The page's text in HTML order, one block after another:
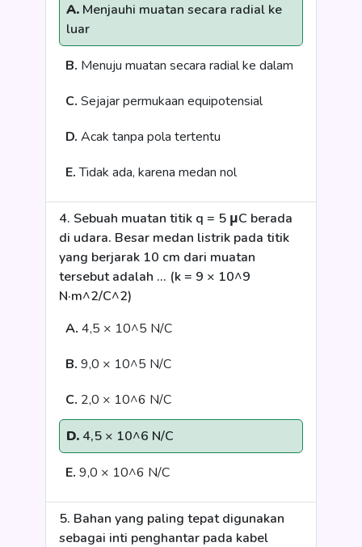
A. Menjauhi muatan secara radial ke
luar
B. Menuju muatan secara radial ke dalam
C. Sejajar permukaan equipotensial
D. Acak tanpa pola tertentu
E.Tidak ada, karena medan nol
4. Sebuah muatan titik q = 5 μC berada
di udara. Besar medan listrik pada titik
yang berjarak 10 cm dari muatan
tersebut adalah ... (k = 9 × 10^9
N·m^2/C^2)
A. 4,5 × 10^5 N/C
B. 9,0 × 10^5 N/C
C. 2,0 × 10^6 N/C
D. 4,5 × 10^6 N/C
E. 9,0 × 10^6 N/C
5. Bahan yang paling tepat digunakan
sebagai inti penghantar pada kabel